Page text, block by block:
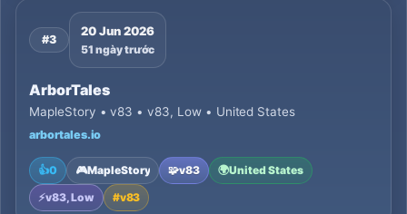
#3
20 Jun 2026
51 ngày trước
ArborTales
MapleStory • v83 • v83, Low • United States
arbortales.io
👍0 🎮MapleStory 🧩v83 🌍United States
⚡v83, Low #v83